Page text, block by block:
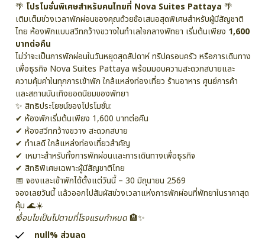
🌴 โปรโมชั่นพิเศษสำหรับคนไทยที่ Nova Suites Pattaya 🌴
เติมเต็มช่วงเวลาพักผ่อนของคุณด้วยข้อเสนอสุดพิเศษสำหรับผู้มีสัญชาติ
ไทย ห้องพักแบบสวีทกว้างขวางในทำเลใจกลางพัทยา เริ่มต้นเพียง 1,600
บาทต่อคืน
ไม่ว่าจะเป็นการพักผ่อนในวันหยุดสุดสัปดาห์ ทริปครอบครัว หรือการเดินทาง
เพื่อธุรกิจ Nova Suites Pattaya พร้อมมอบความสะดวกสบายและ
ความคุ้มค่าในทุกการเข้าพัก ใกล้แหล่งท่องเที่ยว ร้านอาหาร ศูนย์การค้า
และสถานบันเทิงยอดนิยมของพัทยา
✨ สิทธิประโยชน์ของโปรโมชั่น:
✔ ห้องพักเริ่มต้นเพียง 1,600 บาทต่อคืน
✔ ห้องสวีทกว้างขวาง สะดวกสบาย
✔ ทำเลดี ใกล้แหล่งท่องเที่ยวสำคัญ
✔ เหมาะสำหรับทั้งการพักผ่อนและการเดินทางเพื่อธุรกิจ
✔ สิทธิพิเศษเฉพาะผู้มีสัญชาติไทย
📅 จองและเข้าพักได้ตั้งแต่วันนี้ – 30 มิถุนายน 2569
จองเลยวันนี้ แล้วออกไปสัมผัสช่วงเวลาแห่งการพักผ่อนที่พัทยาในราคาสุด
คุ้ม 🌊☀️
เงื่อนไขเป็นไปตามที่โรงแรมกำหนด🏨✨
null% ส่วนลด